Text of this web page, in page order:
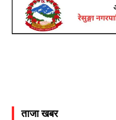
ताजा खबर